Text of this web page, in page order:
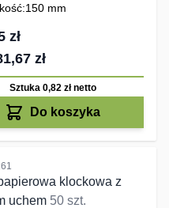
150 mm
zł
zł
Sztuka 0,82 złnetto
Do koszyka
klockowa z
uchem 50 szt.